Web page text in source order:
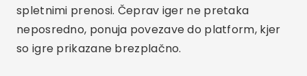
spletnimi prenosi. Čeprav iger ne pretaka
neposredno, ponuja povezave do platform, kjer
so igre prikazane brezplačno.